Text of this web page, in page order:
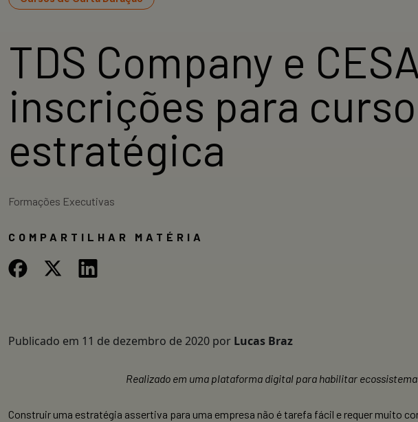
TDS Company e
inscrições para
estratégica
Formações Executivas
COMPARTILHAR MATÉRIA
Publicado em 11 de dezembro de 2020 por Lucas Braz
Realizado em uma plataforma digital para habilitar
Construir uma estratégia assertiva para uma empresa não é tarefa fácil e requer muito